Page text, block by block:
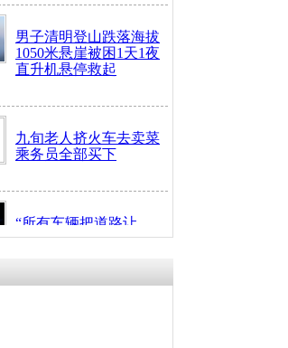
男子清明登山跌落海拔
1050米悬崖被困1天1夜
直升机悬停救起
九旬老人挤火车去卖菜
乘务员全部买下
“所有车辆把道路让
开！”儿童突发疾病交